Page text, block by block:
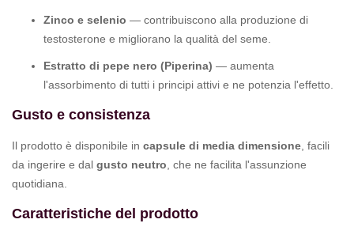
Zinco e selenio — contribuiscono alla produzione di
testosterone e migliorano la qualità del seme.
Estratto di pepe nero (Piperina) — aumenta
l'assorbimento di tutti i principi attivi e ne potenzia l'effetto.
Gusto e consistenza
Il prodotto è disponibile in capsule di media dimensione , facili
da ingerire e dal gusto neutro , che ne facilita l'assunzione
quotidiana.
Caratteristiche del prodotto